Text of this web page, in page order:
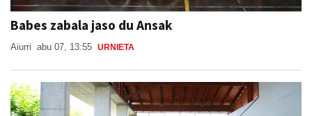
Babes zabala jaso du Ansak
Aiurri abu 07, 13:55 URNIETA